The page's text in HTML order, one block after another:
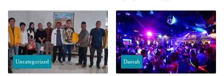
Uncategorized Daerah